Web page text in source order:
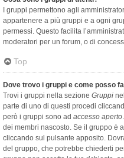
I gruppi permettono agli
appartenere a più gruppi e a ogni
permessi. Questo facilita
moderatori per un forum, o di
Top
Dove trovo i gruppi e come posso
Trovi i gruppi nella sezione Gruppi
parte di uno di questi procedi
però i gruppi sono ad accesso aperto
dei membri nascosto. Se il gruppo è
cliccando sul pulsante apposito.
del gruppo, che potrebbe chiederti